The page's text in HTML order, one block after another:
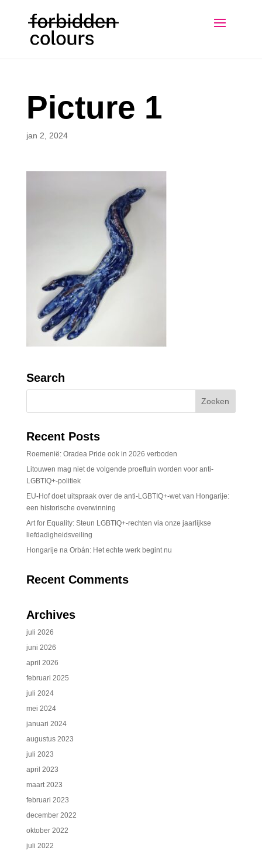
Picture 1
jan 2, 2024
Search
Recent Posts
Roemenië: Oradea Pride ook in 2026 verboden
Litouwen mag niet de volgende proeftuin worden voor anti-
LGBTIQ+-politiek
EU-Hof doet uitspraak over de anti-LGBTIQ+-wet van Hongarije:
een historische overwinning
Art for Equality: Steun LGBTIQ+-rechten via onze jaarlijkse
liefdadigheidsveiling
Hongarije na Orbán: Het echte werk begint nu
Recent Comments
Archives
juli 2026
juni 2026
april 2026
februari 2025
juli 2024
mei 2024
januari 2024
augustus 2023
juli 2023
april 2023
maart 2023
februari 2023
december 2022
oktober 2022
juli 2022